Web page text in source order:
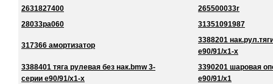
2631827400
265500033r
28033pa060
31351091987
317366 амортизатор
3388201
e90/91/x1-x
3388401 тяга рулевая без нак.bmw 3-
серии e90/91/x1-x
3390201 шаровая
e90/91/x1